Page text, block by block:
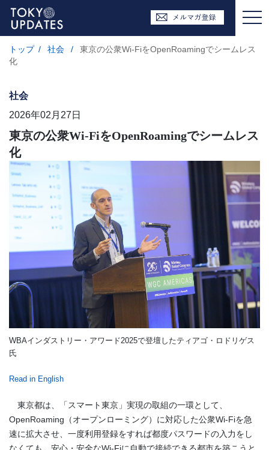
トップ / 社会 /
東京の公衆Wi-FiをOpenRoamingでシームレス
化
社会
2026年02月27日
東京の公衆Wi-FiをOpenRoamingでシームレス
化
WBAインダストリー・アワード2025で登壇したティアゴ・ロドリゲス
氏
Read in English
東京都は、「スマート東京」実現の取組の一環として、
OpenRoaming（オープンローミング）に対応した公衆Wi-Fiを急
速に拡大させ、一度利用登録をすれば都度パスワードの入力をし
なくても、安心・安全なWi-Fiに自動で接続できる都市を築こうと